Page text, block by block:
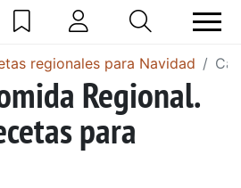
regionales para Navidad
Regional.
para